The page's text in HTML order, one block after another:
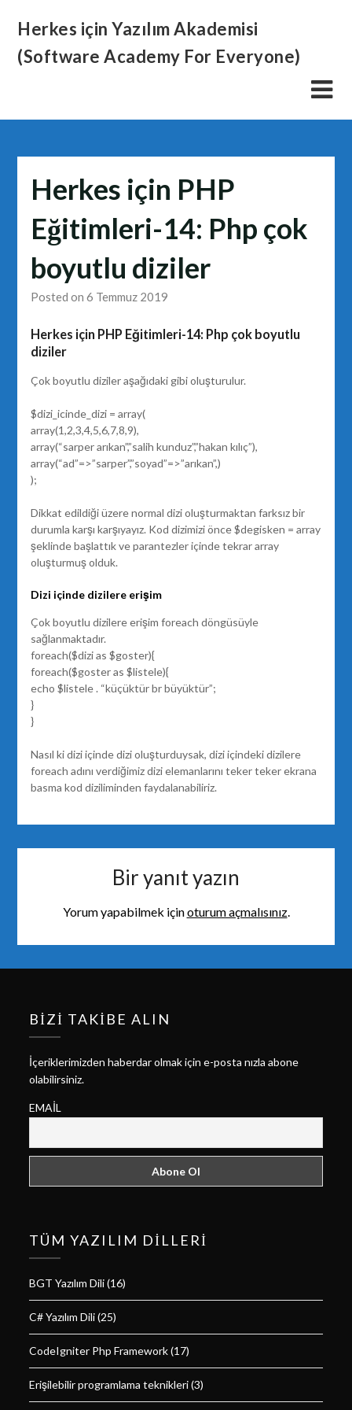
content
Herkes için Yazılım Akademisi
(Software Academy For Everyone)
Herkes için PHP
Eğitimleri-14: Php çok
boyutlu diziler
Posted on 6 Temmuz 2019
Herkes için PHP Eğitimleri-14: Php çok boyutlu
diziler
Çok boyutlu diziler aşağıdaki gibi oluşturulur.
$dizi_icinde_dizi = array(
array(1,2,3,4,5,6,7,8,9),
array(“sarper arıkan”,”salih kunduz”,”hakan kılıç”),
array(“ad”=>”sarper”,”soyad”=>”arıkan”,)
);
Dikkat edildiği üzere normal dizi oluşturmaktan farksız bir
durumla karşı karşıyayız. Kod dizimizi önce $degisken = array
şeklinde başlattık ve parantezler içinde tekrar array
oluşturmuş olduk.
Dizi içinde dizilere erişim
Çok boyutlu dizilere erişim foreach döngüsüyle
sağlanmaktadır.
foreach($dizi as $goster){
foreach($goster as $listele){
echo $listele . “küçüktür br büyüktür”;
}
}
Nasıl ki dizi içinde dizi oluşturduysak, dizi içindeki dizilere
foreach adını verdiğimiz dizi elemanlarını teker teker ekrana
basma kod diziliminden faydalanabiliriz.
Bir yanıt yazın
Yorum yapabilmek içinoturum açmalısınız.
BIZI TAKIBE ALIN
İçeriklerimizden haberdar olmak için e-posta nızla abone
olabilirsiniz.
EMAIL
TÜM YAZILIM DILLERI
BGT Yazılım Dili(16)
C# Yazılım Dili(25)
CodeIgniter Php Framework(17)
Erişilebilir programlama teknikleri(3)